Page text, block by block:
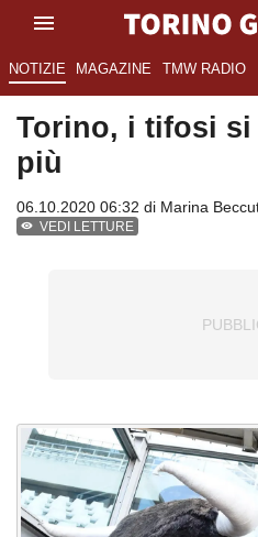
NOTIZIE MAGAZINE TMW RADIO
Torino, i tifosi si
più
06.10.2020 06:32 di Marina
VEDI LETTURE